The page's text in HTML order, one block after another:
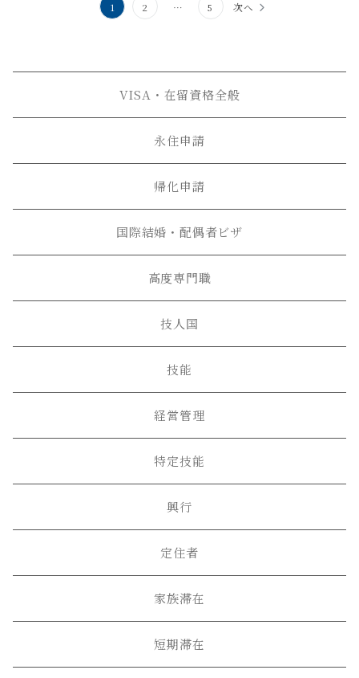
ー
送
1 2 … 5 次へ
VISA・在留資格全般
永住申請
帰化申請
国際結婚・配偶者ビザ
高度専門職
技人国
技能
経営管理
特定技能
興行
定住者
家族滞在
短期滞在